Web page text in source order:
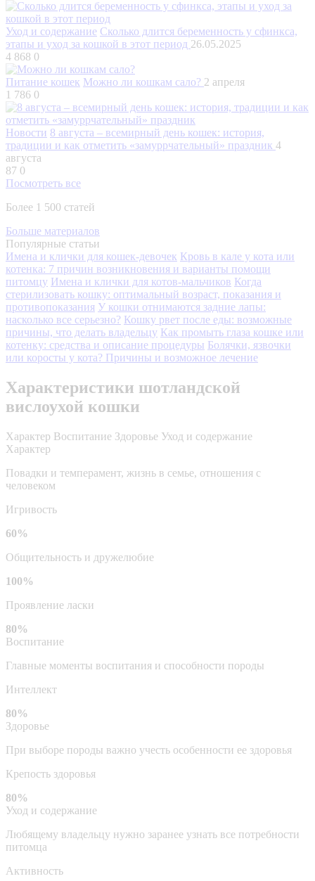
Уход и содержание Сколько длится беременность у сфинкса,
этапы и уход за кошкой в этот период 26.05.2025
4 868 0
Питание кошек Можно ли кошкам сало? 2 апреля
1 786 0
Новости 8 августа – всемирный день кошек: история,
традиции и как отметить «замуррчательный» праздник 4
августа
87 0
Посмотреть все
Более 1 500 статей
Больше материалов
Популярные статьи
Имена и клички для кошек-девочек Кровь в кале у кота или
котенка: 7 причин возникновения и варианты помощи
питомцу Имена и клички для котов-мальчиков Когда
стерилизовать кошку: оптимальный возраст, показания и
противопоказания У кошки отнимаются задние лапы:
насколько все серьезно? Кошку рвет после еды: возможные
причины, что делать владельцу Как промыть глаза кошке или
котенку: средства и описание процедуры Болячки, язвочки
или коросты у кота? Причины и возможное лечение
Характеристики шотландской
вислоухой кошки
Характер Воспитание Здоровье Уход и содержание
Характер
Повадки и темперамент, жизнь в семье, отношения с
человеком
Игривость
60%
Общительность и дружелюбие
100%
Проявление ласки
80%
Воспитание
Главные моменты воспитания и способности породы
Интеллект
80%
Здоровье
При выборе породы важно учесть особенности ее здоровья
Крепость здоровья
80%
Уход и содержание
Любящему владельцу нужно заранее узнать все потребности
питомца
Активность